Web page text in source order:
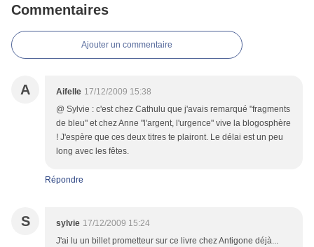
Commentaires
Ajouter un commentaire
A Aifelle 17/12/2009 15:38
@ Sylvie : c'est chez Cathulu que j'avais remarqué "fragments
de bleu" et chez Anne "l'argent, l'urgence" vive la blogosphère
! J'espère que ces deux titres te plairont. Le délai est un peu
long avec les fêtes.
Répondre
S sylvie 17/12/2009 15:24
J'ai lu un billet prometteur sur ce livre chez Antigone déjà...